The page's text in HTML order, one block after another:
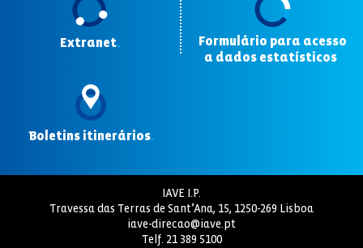
Extranet.
Formulário para acesso
a dados estatísticos
Boletins itinerários.
IAVE I.P.
Travessa das Terras de Sant’Ana, 15, 1250-269 Lisboa
iave-direcao@iave.pt
Telf. 21 389 5100